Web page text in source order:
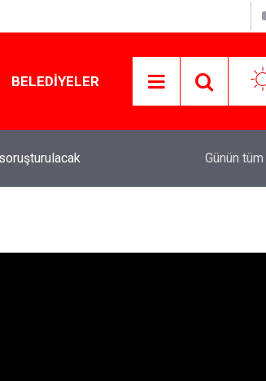
BELEDIYELER
ailesine ziyaret
Günün tüm